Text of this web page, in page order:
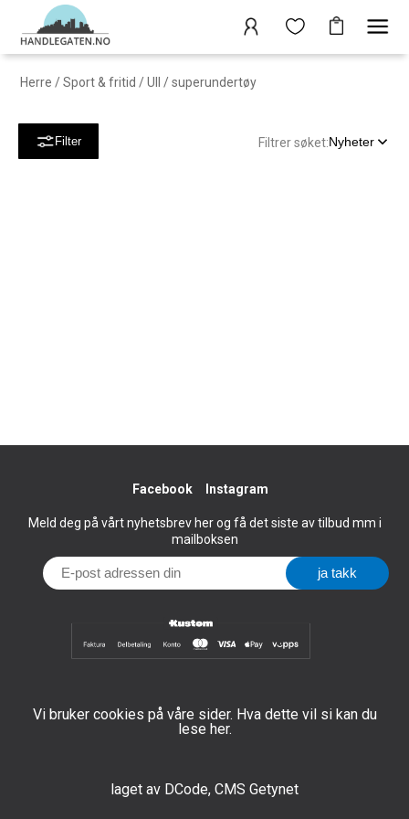
Herre /Sport & fritid /Ull / superundertøy
Filter Filtrer søket:Nyheter
Facebook Instagram
Meld deg på vårt nyhetsbrev her og få det siste av tilbud mm i
mailboksen
Vi bruker cookies på våre sider. Hva dette vil si kan du
lese her.
laget av DCode, CMS Getynet